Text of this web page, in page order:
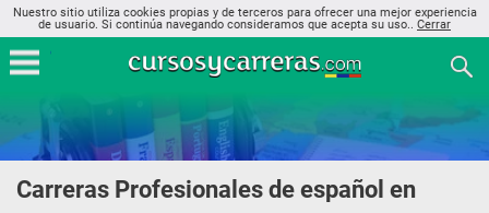
Nuestro sitio utiliza cookies propias y de terceros para ofrecer una mejor experiencia
de usuario. Si continúa navegando consideramos que acepta su uso.. Cerrar
Carreras Profesionales de español en